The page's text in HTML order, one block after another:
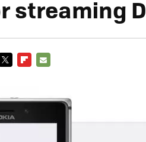
streaming